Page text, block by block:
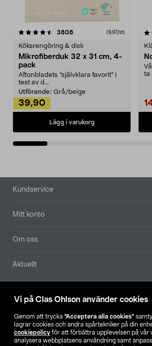
Vi på Clas Ohlson använder cookies
Genom att trycka ”Acceptera alla cookies”
lagrar cookies och andra spårtekniker på din
cookiepolicy för att förbättra upplevelsen på vår
analysera webbplatsens användning samt
3808recensioner (9,97/st)
Köksrengöring & disk
Mikrofiberduk 32 x 31 cm, 4-
pack
Aftonbladets "självklara favorit” i
test av d...
Utförande: Grå/beige
39,90
Lägg i varukorg
4.0av 5 stjärnor
ta
Sidfot
Kundservice
Mitt konto
Om oss
Aktuellt
Hitta butik
SE NO FI